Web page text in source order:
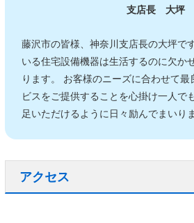
支店長 大坪
藤沢市の皆様、神奈川支店長の大坪で
いる住宅設備機器は生活するのに欠か
ります。 お客様のニーズに合わせて
ビスをご提供することを心掛け一人で
足いただけるように日々励んでまいり
アクセス